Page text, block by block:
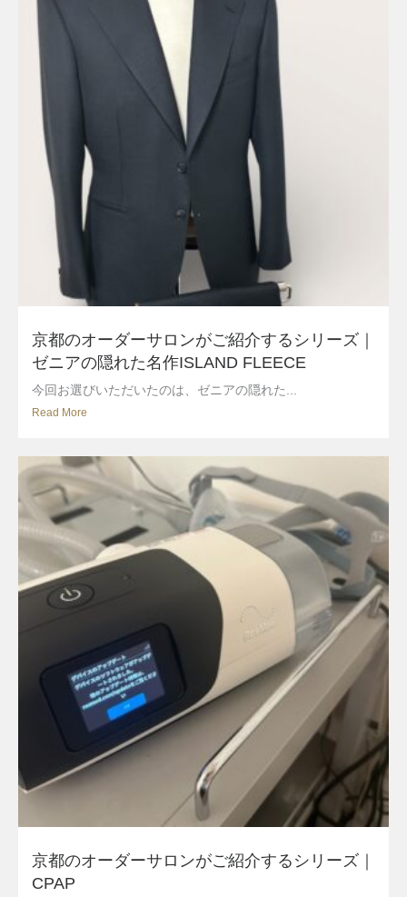
京都のオーダーサロンがご紹介するシリーズ｜
ゼニアの隠れた名作ISLAND FLEECE
今回お選びいただいたのは、ゼニアの隠れた...
Read More
京都のオーダーサロンがご紹介するシリーズ｜
CPAP